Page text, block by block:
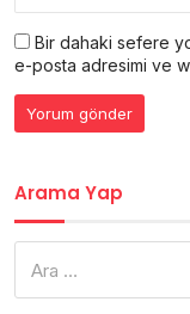
Bir dahaki sefere
e-posta adresimi ve
Arama Yap